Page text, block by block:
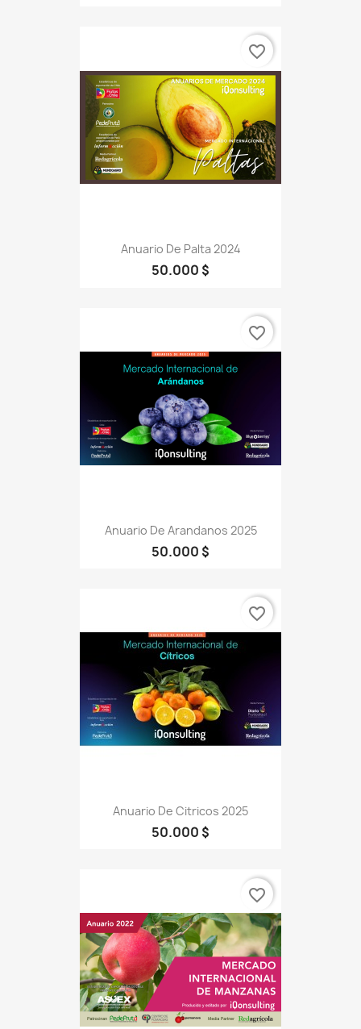
Anuario De Palta 2024
50.000 $
favorite_border
Anuario De Arandanos 2025
50.000 $
favorite_border
Anuario De Citricos 2025
50.000 $
favorite_border
favorite_border